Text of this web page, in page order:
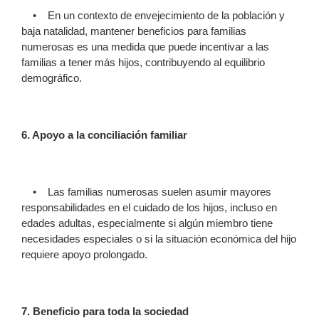
• En un contexto de envejecimiento de la población y
baja natalidad, mantener beneficios para familias
numerosas es una medida que puede incentivar a las
familias a tener más hijos, contribuyendo al equilibrio
demográfico.
6. Apoyo a la conciliación familiar
• Las familias numerosas suelen asumir mayores
responsabilidades en el cuidado de los hijos, incluso en
edades adultas, especialmente si algún miembro tiene
necesidades especiales o si la situación económica del hijo
requiere apoyo prolongado.
7. Beneficio para toda la sociedad